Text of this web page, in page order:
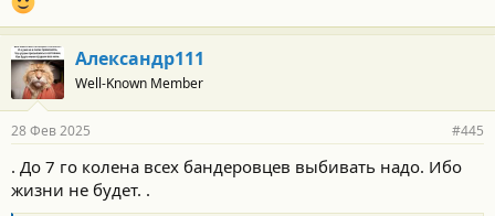
Александр111
Well-Known Member
28 Фев 2025 #445
. До 7 го колена всех бандеровцев выбивать надо. Ибо
жизни не будет. .